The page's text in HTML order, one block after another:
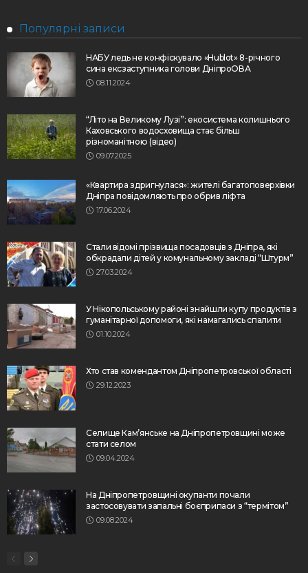
Популярні записи
НАБУ ледь не конфіскувало «Hublot» 8-річного
сина ексзаступника голови ДніпроОВА
08.11.2024
“Літо на Великому Лузі”: екосистема колишнього
Каховського водосховища стає більш
різноманітною (відео)
09.07.2025
«Квартира здригнулася»: жителі багатоповерхівки
Дніпра повідомляють про обрив ліфта
17.06.2024
Стали відомі прізвища посадовців з Дніпра, які
обкрадали дітей у комунальному закладі “Штурм”
27.03.2024
У Нікопольському районі знайшли купу продуктів з
гуманітарної допомоги, які намагались спалити
01.10.2024
Хто став комендантом Дніпропетровської області
29.12.2023
Селище Кам’янське на Дніпропетровщині може
стати селом
09.04.2024
На Дніпропетровщині окупанти почали
застосовувати запальні боєприпаси з “термітом”
09.08.2024